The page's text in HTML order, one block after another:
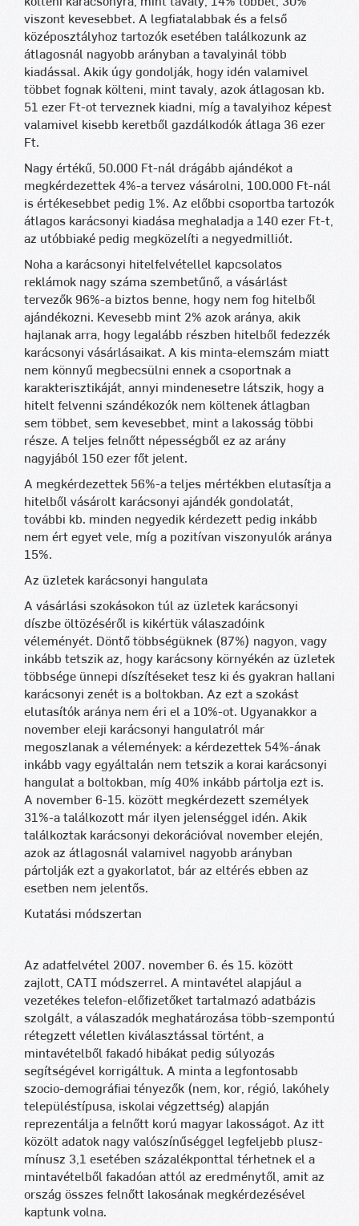
viszont kevesebbet. A legfiatalabbak és a felső
középosztályhoz tartozók esetében találkozunk az
átlagosnál nagyobb arányban a tavalyinál több
kiadással. Akik úgy gondolják, hogy idén valamivel
többet fognak költeni, mint tavaly, azok átlagosan kb.
51 ezer Ft-ot terveznek kiadni, míg a tavalyihoz képest
valamivel kisebb keretből gazdálkodók átlaga 36 ezer
Ft.
Nagy értékű, 50.000 Ft-nál drágább ajándékot a
megkérdezettek 4%-a tervez vásárolni, 100.000 Ft-nál
is értékesebbet pedig 1%. Az előbbi csoportba tartozók
átlagos karácsonyi kiadása meghaladja a 140 ezer Ft-t,
az utóbbiaké pedig megközelíti a negyedmilliót.
Noha a karácsonyi hitelfelvétellel kapcsolatos
reklámok nagy száma szembetűnő, a vásárlást
tervezők 96%-a biztos benne, hogy nem fog hitelből
ajándékozni. Kevesebb mint 2% azok aránya, akik
hajlanak arra, hogy legalább részben hitelből fedezzék
karácsonyi vásárlásaikat. A kis minta-elemszám miatt
nem könnyű megbecsülni ennek a csoportnak a
karakterisztikáját, annyi mindenesetre látszik, hogy a
hitelt felvenni szándékozók nem költenek átlagban
sem többet, sem kevesebbet, mint a lakosság többi
része. A teljes felnőtt népességből ez az arány
nagyjából 150 ezer főt jelent.
A megkérdezettek 56%-a teljes mértékben elutasítja a
hitelből vásárolt karácsonyi ajándék gondolatát,
további kb. minden negyedik kérdezett pedig inkább
nem ért egyet vele, míg a pozitívan viszonyulók aránya
15%.
Az üzletek karácsonyi hangulata
A vásárlási szokásokon túl az üzletek karácsonyi
díszbe öltözéséről is kikértük válaszadóink
véleményét. Döntő többségüknek (87%) nagyon, vagy
inkább tetszik az, hogy karácsony környékén az üzletek
többsége ünnepi díszítéseket tesz ki és gyakran hallani
karácsonyi zenét is a boltokban. Az ezt a szokást
elutasítók aránya nem éri el a 10%-ot. Ugyanakkor a
november eleji karácsonyi hangulatról már
megoszlanak a vélemények: a kérdezettek 54%-ának
inkább vagy egyáltalán nem tetszik a korai karácsonyi
hangulat a boltokban, míg 40% inkább pártolja ezt is.
A november 6-15. között megkérdezett személyek
31%-a találkozott már ilyen jelenséggel idén. Akik
találkoztak karácsonyi dekorációval november elején,
azok az átlagosnál valamivel nagyobb arányban
pártolják ezt a gyakorlatot, bár az eltérés ebben az
esetben nem jelentős.
Kutatási módszertan
Az adatfelvétel 2007. november 6. és 15. között
zajlott, CATI módszerrel. A mintavétel alapjául a
vezetékes telefon-előfizetőket tartalmazó adatbázis
szolgált, a válaszadók meghatározása több-szempontú
rétegzett véletlen kiválasztással történt, a
mintavételből fakadó hibákat pedig súlyozás
segítségével korrigáltuk. A minta a legfontosabb
szocio-demográfiai tényezők (nem, kor, régió, lakóhely
településtípusa, iskolai végzettség) alapján
reprezentálja a felnőtt korú magyar lakosságot. Az itt
közölt adatok nagy valószínűséggel legfeljebb plusz-
mínusz 3,1 esetében százalékponttal térhetnek el a
mintavételből fakadóan attól az eredménytől, amit az
ország összes felnőtt lakosának megkérdezésével
kaptunk volna.